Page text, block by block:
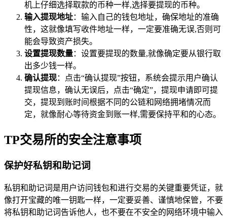
机上仔细选择取款的币种一样,选择要提现的币种。
输入提现地址：输入自己的钱包地址，确保地址的准确
性，这就像填写收件地址一样，一定要准确无误,否则可
能会导致资产损失。
设置提现数量：设置要提现的数量,就像确定要从银行取
出多少钱一样。
确认提现：点击“确认提现”按钮，系统会提示用户确认
提现信息，确认无误后，点击“确定”，提现申请即可提
交，提现到账时间根据不同的公链和网络拥堵情况而
定，就像耐心等待资金到账一样,需要保持平和的心态。
TP交易所的安全注意事项
保护好私钥和助记词
私钥和助记词是用户访问钱包和进行交易的关键重要凭证，就
像打开宝藏的唯一钥匙一样，一定要妥善、谨慎地保管，不要
将私钥和助记词告诉他人，也不要在不安全的网络环境中输入